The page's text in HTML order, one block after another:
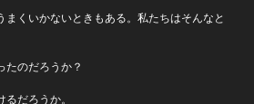
くいかないときもある。私たちはそんなと
のだろうか？
だろうか。